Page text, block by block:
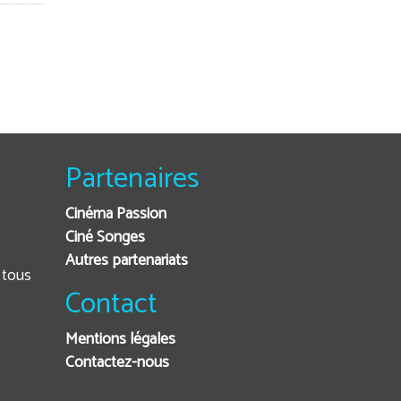
Partenaires
Cinéma Passion
Ciné Songes
Autres partenariats
Contact
Mentions légales
Contactez-nous